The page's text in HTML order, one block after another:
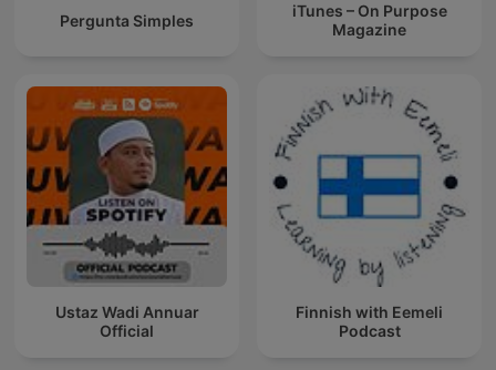
Pergunta Simples
iTunes – On Purpose
Magazine
Ustaz Wadi Annuar
Official
Finnish with Eemeli
Podcast